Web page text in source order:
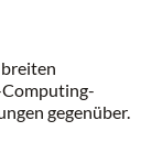
gegenüber.